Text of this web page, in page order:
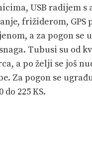
USB radijem
frižiderom, GPS
a za pogon se
Tubusi su od
a po želji se još
Za pogon se
225 KS.